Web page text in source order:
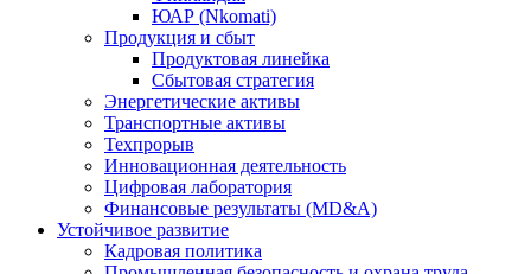
ЮАР (Nkomati)
Продукция и сбыт
Продуктовая линейка
Сбытовая стратегия
Энергетические активы
Транспортные активы
Техпрорыв
Инновационная деятельность
Цифровая лаборатория
Финансовые результаты (MD&A)
Устойчивое развитие
Кадровая политика